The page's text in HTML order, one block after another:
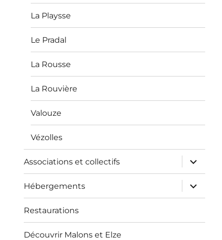
La Playsse
Le Pradal
La Rousse
La Rouvière
Valouze
Vézolles
Associations et collectifs
ouvrir
le
sous-
menu
Hébergements
ouvrir
le
sous-
Restaurations
Découvrir Malons et Elze